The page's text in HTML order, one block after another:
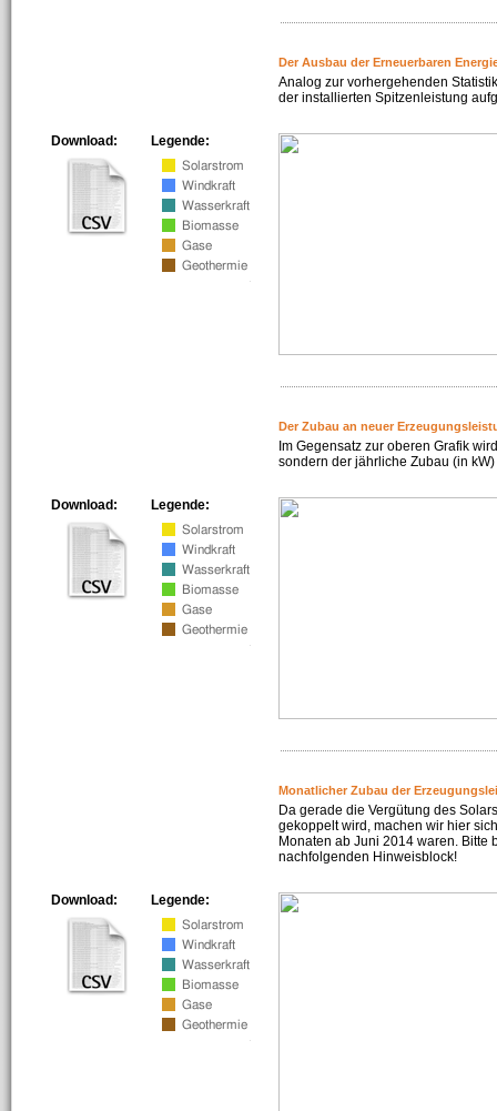
Der Ausbau der Erneuerbaren
Analog zur vorhergehenden
der installierten Spitzenleistung
Legende:
Download:
Der Zubau an neuer
Im Gegensatz zur oberen Grafik
sondern der jährliche Zubau (in
Legende:
Download:
Monatlicher Zubau der
Da gerade die Vergütung des
gekoppelt wird, machen wir hier
Monaten ab Juni 2014 waren. Bitte
nachfolgenden Hinweisblock!
Legende:
Download: